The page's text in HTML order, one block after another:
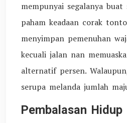
mempunyai segalanya
paham keadaan corak
menyimpan pemenuhan
kecuali jalan nan
alternatif persen.
serupa melanda jumlah
Pembalasan